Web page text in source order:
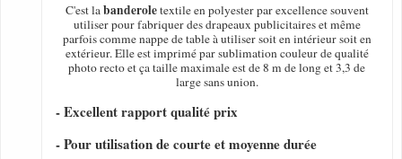
C'est labanderoletextile en polyester par excellence souvent
utiliser pour fabriquer des drapeaux publicitaires et même
parfois comme nappe de table à utiliser soit en intérieur soit en
extérieur. Elle est imprimé par sublimation couleur de qualité
photo recto et ça taille maximale est de 8 m de long et 3,3 de
large sans union.
- Excellent rapport qualité prix
- Pour utilisation de courte et moyenne durée